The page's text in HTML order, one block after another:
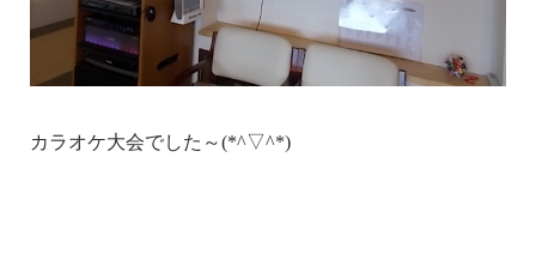
カラオケ大会でした～(*^▽^*)